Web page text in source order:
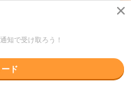
ク！】組立・加
知で受け取ろう！
ド